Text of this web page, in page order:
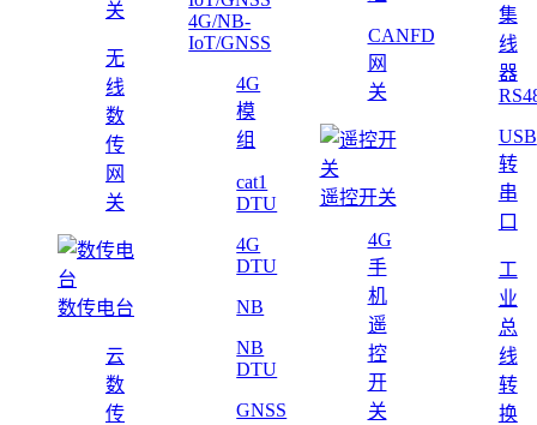
关
无
线
数
传
网
关
数传电台
云
数
传
4G/NB-
IoT/GNSS
4G
模
组
cat1
DTU
4G
DTU
NB
NB
DTU
GNSS
CANFD
网
关
遥控开关
4G
手
机
遥
控
开
关
集
线
器
USB
转
串
口
工
业
总
线
转
换